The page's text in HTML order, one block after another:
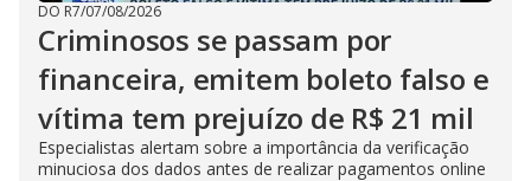
DO R7/07/08/2026
Criminosos se passam por
financeira, emitem boleto falso e
vítima tem prejuízo de R$ 21 mil
Especialistas alertam sobre a importância da verificação
minuciosa dos dados antes de realizar pagamentos online